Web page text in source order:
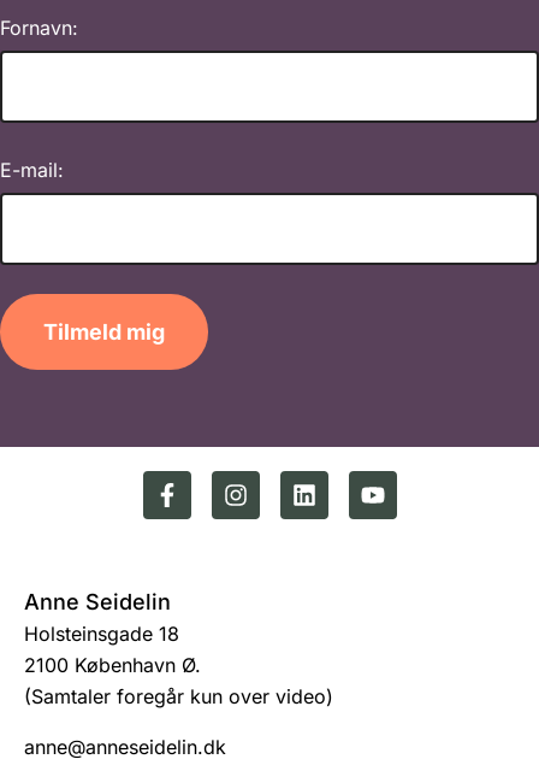
Fornavn:
E-mail:
Tilmeld mig
Anne Seidelin
Holsteinsgade 18
2100 København Ø.
(Samtaler foregår kun over video)
anne@anneseidelin.dk